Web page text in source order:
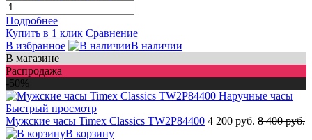
Подробнее
Купить в 1 клик Сравнение
В избранное
В наличии
В магазине
Распродажа
-50%
Быстрый просмотр
Мужские часы Timex Classics TW2P84400 4 200 руб. 8 400 руб.
В корзину